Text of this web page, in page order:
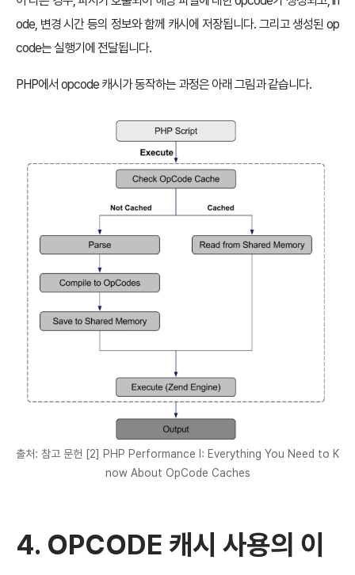
ode, 변경 시간 등의 정보와 함께 캐시에 저장됩니다. 그리고 생성된 op
code는 실행기에 전달됩니다.
PHP에서 opcode 캐시가 동작하는 과정은 아래 그림과 같습니다.
출처: 참고 문헌 [2] PHP Performance I: Everything You Need to K
now About OpCode Caches
4. OPCODE 캐시 사용의 이